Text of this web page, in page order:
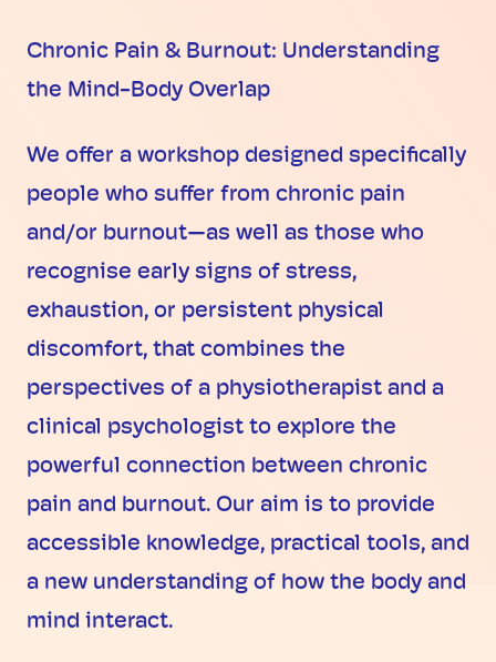
Chronic Pain & Burnout: Understanding
the Mind-Body Overlap
We offer a workshop designed specifically
people who suffer from chronic pain
and/or burnout—as well as those who
recognise early signs of stress,
exhaustion, or persistent physical
discomfort, that combines the
perspectives of a physiotherapist and a
clinical psychologist to explore the
powerful connection between chronic
pain and burnout. Our aim is to provide
accessible knowledge, practical tools, and
a new understanding of how the body and
mind interact.